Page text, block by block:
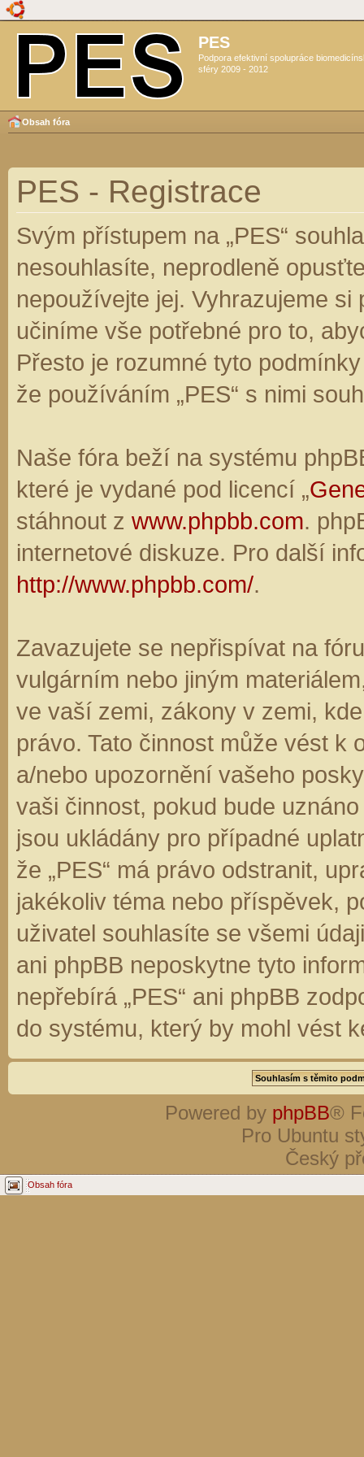
PES
Podpora efektivní spolupráce
sféry 2009 - 2012
Obsah fóra
PES - Registrace
Svým přístupem na „PES“
nesouhlasíte, neprodleně
nepoužívejte jej. Vyhrazujeme
učiníme vše potřebné pro to,
Přesto je rozumné tyto
že používáním „PES“ s nimi
Naše fóra beží na systému
které je vydané pod licencí „
stáhnout z www.phpbb.com.
internetové diskuze. Pro další
http://www.phpbb.com/.
Zavazujete se nepřispívat na
vulgárním nebo jiným
ve vaší zemi, zákony v zemi,
právo. Tato činnost může vést k
a/nebo upozornění vašeho
vaši činnost, pokud bude
jsou ukládány pro případné
že „PES“ má právo odstranit,
jakékoliv téma nebo příspěvek,
uživatel souhlasíte se všemi
ani phpBB neposkytne tyto
nepřebírá „PES“ ani phpBB
do systému, který by mohl vést
Powered by phpBB®
Pro Ubuntu
Český
Obsah fóra